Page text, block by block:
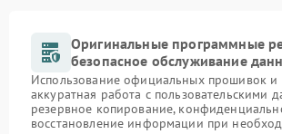
Оригинальные программные
безопасное обслуживание
Использование официальных прошивок и
аккуратная работа с пользовательскими
резервное копирование,
восстановление информации при